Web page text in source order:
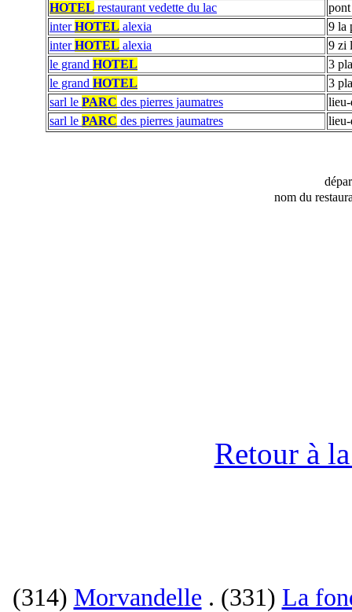
HOTEL restaurant vedette du lac
interHOTEL alexia
9 la
interHOTEL alexia
9 zi
le grand HOTEL
3
le grand HOTEL
3
sarl le PARC des pierres jaumatres
lieu-
sarl le PARC des pierres jaumatres lieu-
nom du
Retour à
(314) Morvandelle . (331) La